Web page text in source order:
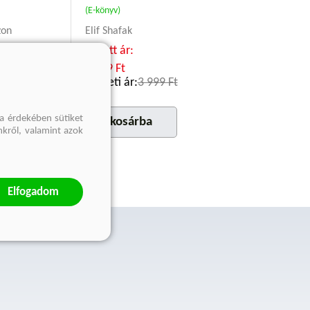
(E-könyv)
Elif Shafak
Kötött ár:
3 599 Ft
Eredeti ár:3 999 Ft
kosárba
érdekében sütiket
valamint azok
Elfogadom